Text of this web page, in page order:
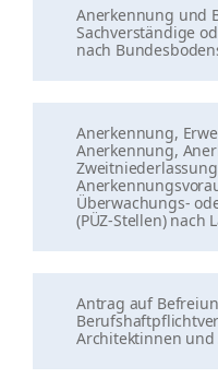
Anerkennung und
Sachverständige
nach
Anerkennung,
Anerkennung,
Überwachungs-
(PÜZ-Stellen) nach
Antrag auf
Architektinnen und